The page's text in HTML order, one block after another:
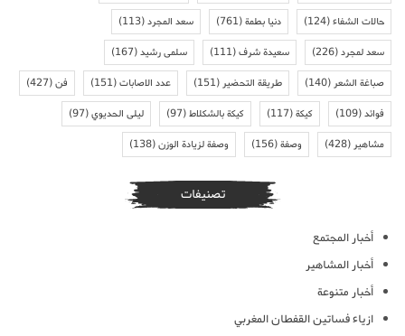
حالات الشفاء(124) دنيا بطمة(761) سعد المجرد(113)
سعد لمجرد(226) سعيدة شرف(111) سلمى رشيد(167)
صباغة الشعر(140) طريقة التحضير(151) عدد الاصابات(151) فن(427)
فوائد(109) كيكة(117) كيكة بالشكلاط(97) ليلى الحديوي(97)
مشاهير(428) وصفة(156) وصفة لزيادة الوزن(138)
تصنيفات
أخبار المجتمع
أخبار المشاهير
أخبار متنوعة
ازياء فساتين القفطان المغربي